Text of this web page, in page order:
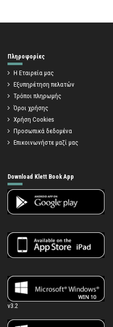
Πληροφορίες
Η Εταιρεία μας
Εξυπηρέτηση πελατών
Τρόποι πληρωμής
Όροι χρήσης
Χρήση Cookies
Προσωπικά δεδομένα
Επικοινωνήστε μαζί μας
Download Klett Book App
v3.2